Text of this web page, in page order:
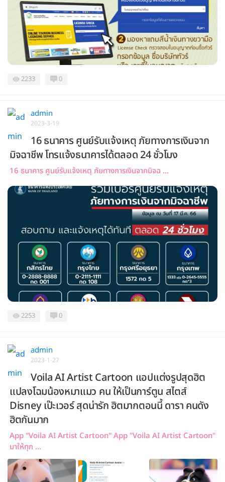
2233 0
admin
2023-3-19
16 ธนาคาร ศูนย์รับแจ้งเหตุ ภัยทางการเงินจาก
มิจฉาชีพ โทรแจ้งธนาคารได้ตลอด 24 ชั่วโมง
16 ธนาคาร ศูนย์รับแจ้งเหตุ ภัยทางการเงินจากมิจฉ ...
2253 0
admin
2023-1-27
Voila AI Artist Cartoon แอปแต่งรูปสุดฮิต
แปลงโฉมน้องหมาแมว คน ให้เป็นการ์ตูน สไตส์
Disney เป๊ะเวอร์ สุดน่ารัก ฮิตมากตอนนี้ ดารา คนดัง
ฮิตกันมาก
App "Voila AI Artist Cartoon" App "Voila AI Artist Cartoon"
มาให้ทุก ...